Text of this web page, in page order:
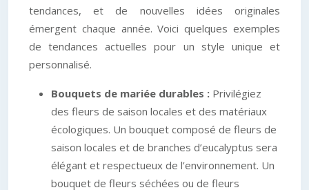
tendances, et de nouvelles idées originales
émergent chaque année. Voici quelques exemples
de tendances actuelles pour un style unique et
personnalisé.
Bouquets de mariée durables : Privilégiez
des fleurs de saison locales et des matériaux
écologiques. Un bouquet composé de fleurs de
saison locales et de branches d’eucalyptus sera
élégant et respectueux de l’environnement. Un
bouquet de fleurs séchées ou de fleurs